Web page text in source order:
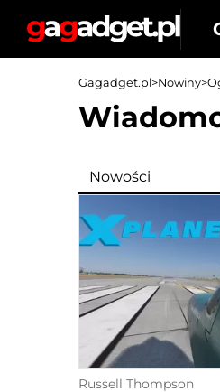
Gagadget.pl>Nowiny>
Nowości
Russell Thompson